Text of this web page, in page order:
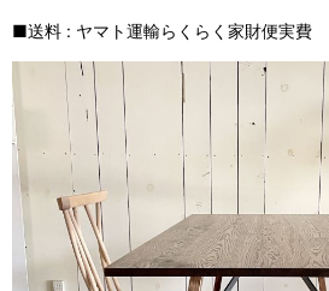
■送料 : ヤマト運輸らくらく家財便実費